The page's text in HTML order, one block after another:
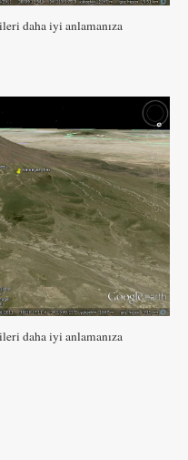
daha iyi anlamanıza
daha iyi anlamanıza